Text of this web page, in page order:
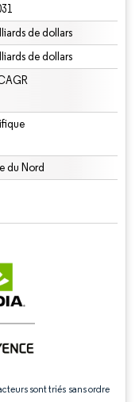
de dollars
de dollars
du Nord
sont triés sans ordre
une attribution sous CC